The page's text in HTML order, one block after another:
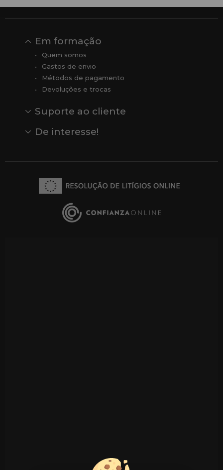
Em formação
Quem somos
Gastos de envio
Métodos de pagamento
Devoluções e trocas
Suporte ao cliente
Comentários
Comentários do Google
De interesse!